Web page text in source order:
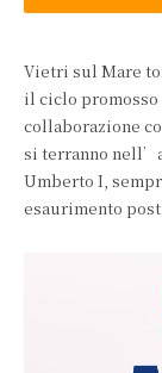
Vietri sul Mare
il ciclo promosso
collaborazione
si terranno
Umberto I,
esaurimento